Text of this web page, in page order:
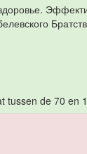
tussen de 70 en